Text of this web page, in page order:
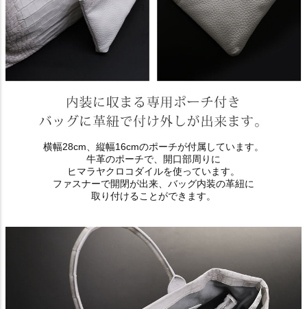
横幅28cm、縦幅16cmのポーチが付属しています。
牛革のポーチで、開口部周りに
ヒマラヤクロコダイルを使っています。
ファスナーで開閉が出来、バッグ内装の革紐に
取り付けることができます。